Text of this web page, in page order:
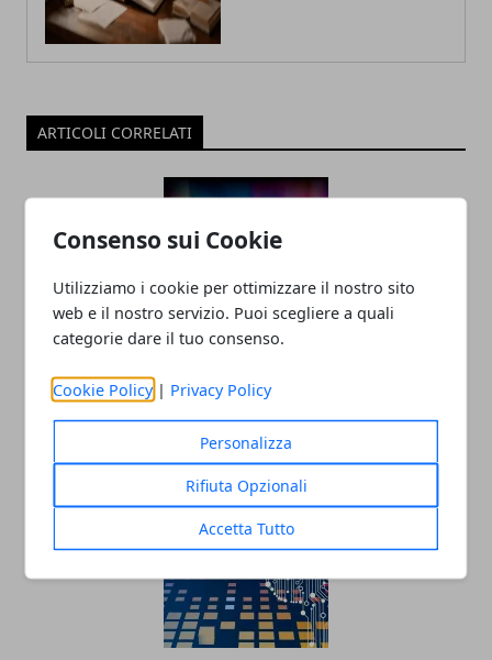
Consenso sui Cookie
Utilizziamo i cookie per ottimizzare il nostro sito
web e il nostro servizio. Puoi scegliere a quali
categorie dare il tuo consenso.
Cookie Policy | Privacy Policy
Personalizza
Rifiuta Opzionali
Accetta Tutto
ARTICOLI CORRELATI
Tecnologia e innovazione sociale: un
rapporto in crescita